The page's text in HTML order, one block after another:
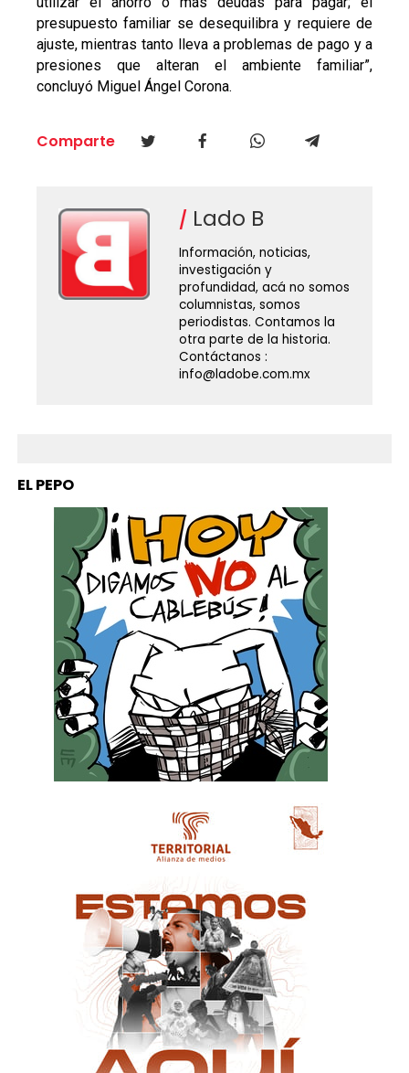
presupuesto familiar se desequilibra y requiere de
ajuste, mientras tanto lleva a problemas de pago y a
presiones que alteran el ambiente familiar”,
concluyó Miguel Ángel Corona.
Comparte
Lado B
Información, noticias,
investigación y
profundidad, acá no somos
columnistas, somos
periodistas. Contamos la
otra parte de la historia.
Contáctanos :
info@ladobe.com.mx
EL PEPO